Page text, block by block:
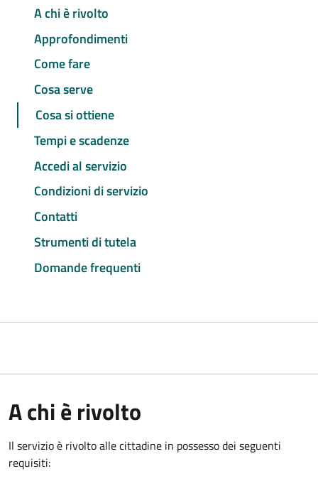
A chi è rivolto
Approfondimenti
Come fare
Cosa serve
Cosa si ottiene
Tempi e scadenze
Accedi al servizio
Condizioni di servizio
Contatti
Strumenti di tutela
Domande frequenti
A chi è rivolto
Il servizio è rivolto alle cittadine in possesso dei seguenti
requisiti: